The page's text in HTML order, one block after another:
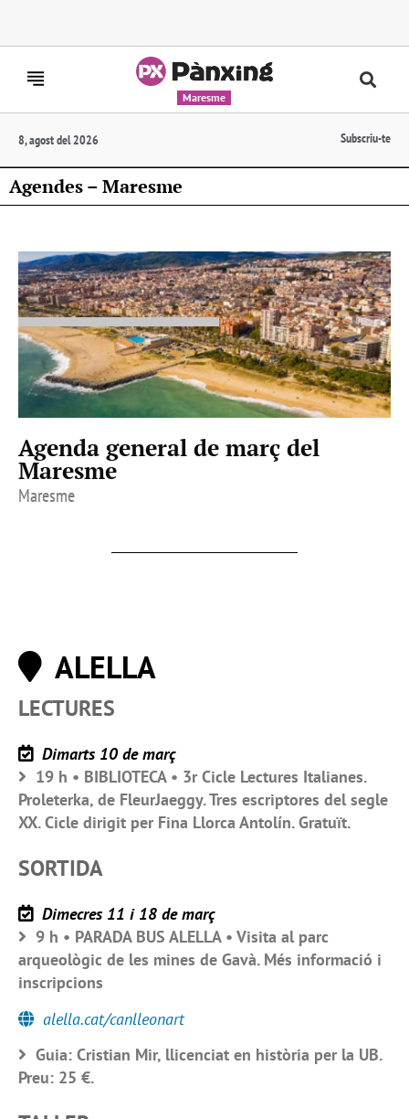
Maresme
8, agost del 2026 Subscriu-te
Agendes – Maresme
Agenda general de març del
Maresme
Maresme
ALELLA
LECTURES
Dimarts 10 de març
19 h • BIBLIOTECA • 3r Cicle Lectures Italianes.
Proleterka, de FleurJaeggy. Tres escriptores del segle
XX. Cicle dirigit per Fina Llorca Antolín. Gratuït.
SORTIDA
Dimecres 11 i 18 de març
9 h • PARADA BUS ALELLA • Visita al parc
arqueològic de les mines de Gavà. Més informació i
inscripcions
alella.cat/canlleonart
Guia: Cristian Mir, llicenciat en història per la UB.
Preu: 25 €.